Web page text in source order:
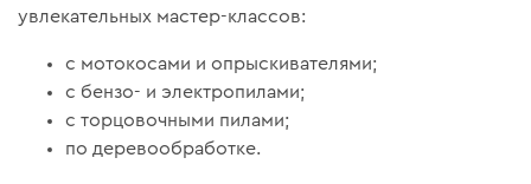
увлекательных мастер-классов:
с мотокосами и опрыскивателями;
с бензо- и электропилами;
с торцовочными пилами;
по деревообработке.